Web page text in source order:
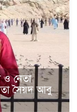
ও নেতা
সৈয়দ আবু